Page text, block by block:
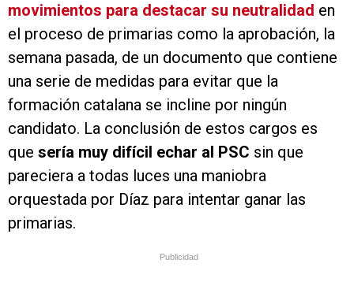
movimientos para destacar su neutralidad en
el proceso de primarias como la aprobación, la
semana pasada, de un documento que contiene
una serie de medidas para evitar que la
formación catalana se incline por ningún
candidato. La conclusión de estos cargos es
que sería muy difícil echar al PSC sin que
pareciera a todas luces una maniobra
orquestada por Díaz para intentar ganar las
primarias.
Publicidad